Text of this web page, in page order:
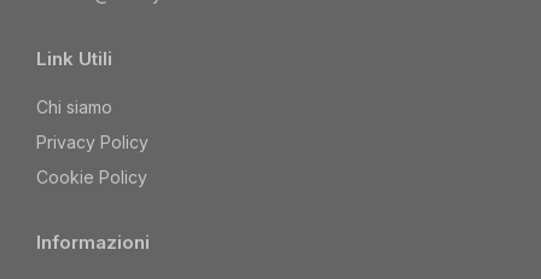
Link Utili
Chi siamo
Privacy Policy
Cookie Policy
Informazioni